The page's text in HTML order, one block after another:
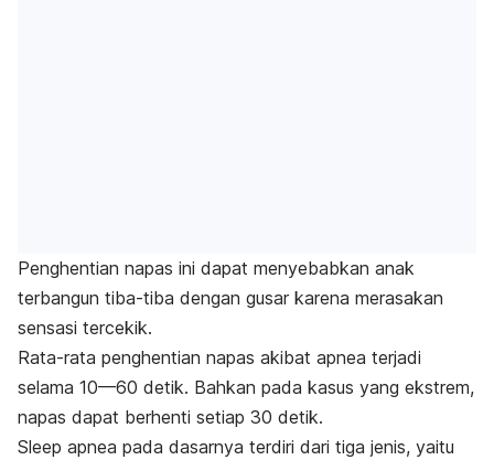
Penghentian napas ini dapat menyebabkan anak
terbangun tiba-tiba dengan gusar karena merasakan
sensasi tercekik.
Rata-rata penghentian napas akibat apnea terjadi
selama 10—60 detik. Bahkan pada kasus yang ekstrem,
napas dapat berhenti setiap 30 detik.
Sleep apnea pada dasarnya terdiri dari tiga jenis, yaitu